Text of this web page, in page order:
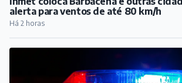
alerta para ventos de até 80 km/h
Há 2 horas